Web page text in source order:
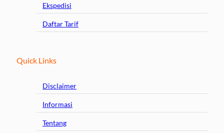
Ekspedisi
Daftar Tarif
Quick Links
Disclaimer
Informasi
Tentang